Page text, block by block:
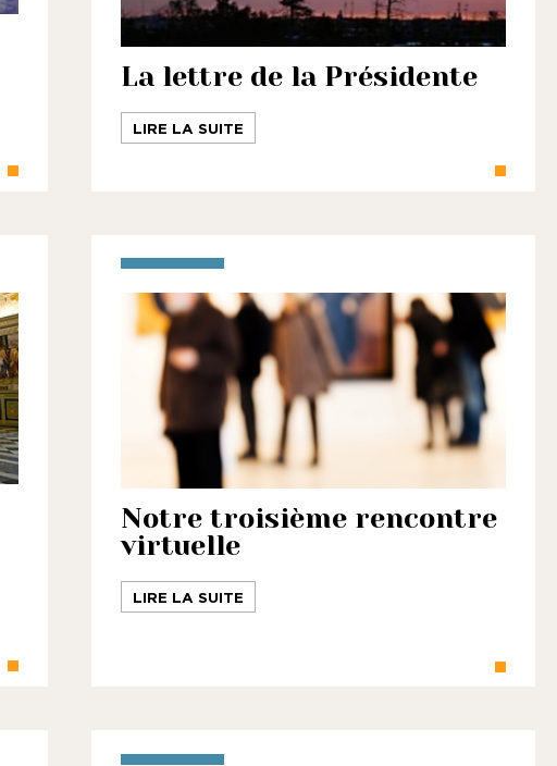
La lettre de la Présidente
LIRE LA SUITE
Notre troisième rencontre
virtuelle
LIRE LA SUITE